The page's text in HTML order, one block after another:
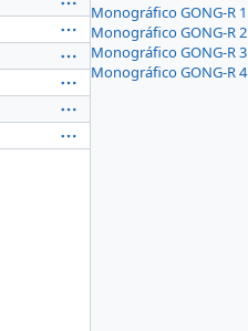
Monográfico GONG-R 1
Monográfico GONG-R 2
Monográfico GONG-R 3
Monográfico GONG-R 4